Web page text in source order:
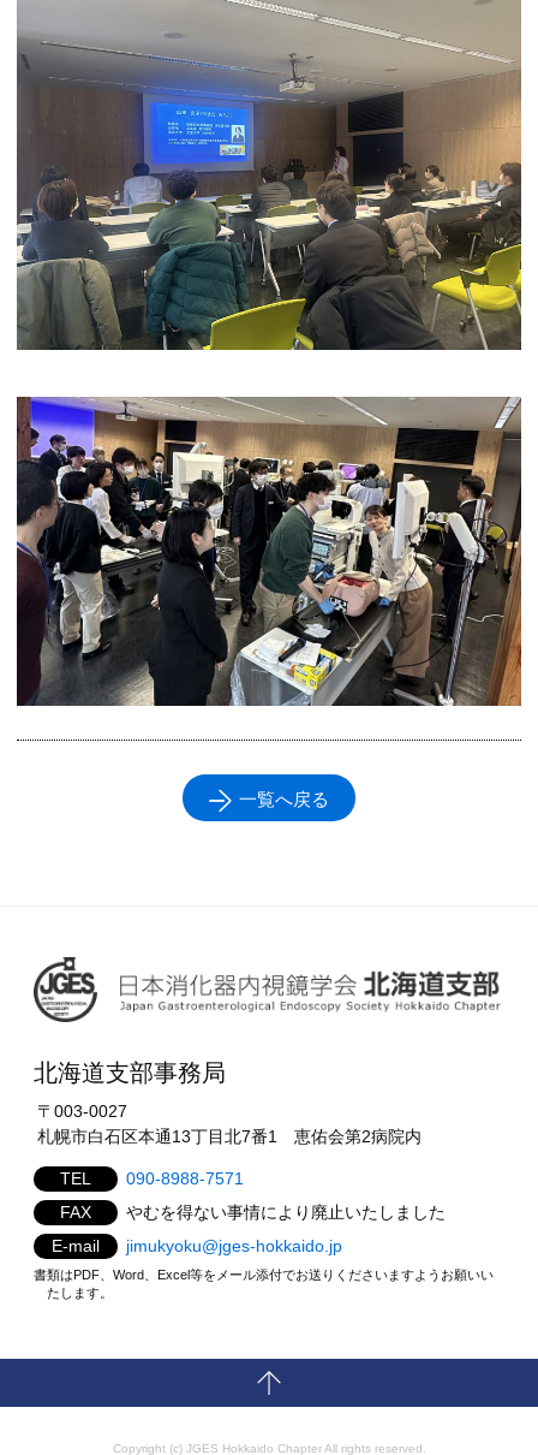
一覧へ戻る
北海道支部事務局
〒003-0027
札幌市白石区本通13丁目北7番1 恵佑会第2病院内
TEL
090-8988-7571
FAX
やむを得ない事情により廃止いたしました
E-mail
jimukyoku@jges-hokkaido.jp
書類はPDF、Word、Excel等をメール添付でお送りくださいますようお願いい
たします。
Copyright (c) JGES Hokkaido Chapter All rights reserved.